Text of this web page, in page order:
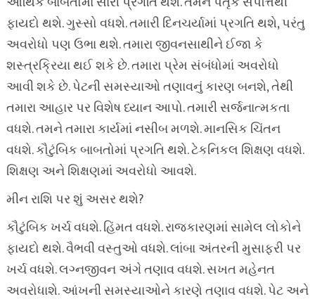
ફાયદો થશે. ગુસ્સો વધશે. તમારી દિનચર્યામાં પ્રગતિ થશે, પરંતુ
અવરોધો પણ ઉભા થશે. તમારા જીવનસાથીને ઈજા કે
શસ્ત્રક્રિયા થઈ શકે છે. તમારા પ્રેમ સંબંધોમાં અવરોધો
આવી શકે છે. પેટની સમસ્યાઓ તણાવનું કારણ બનશે, તેથી
તમારા આહાર પર વિશેષ ધ્યાન આપો. તમારી સર્જનાત્મકતા
વધશે. તમને તમારા કાર્યમાં નસીબ મળશે. માનસિક ચિંતન
વધશે. કૌટુંબિક બાબતોમાં પ્રગતિ થશે. ટેકનિકલ શિક્ષણ વધશે.
શિક્ષણ અને શિક્ષણમાં અવરોધો આવશે.
મીન રાશિ પર શું અસર થશે?
કૌટુંબિક ખર્ચ વધશે. હિંમત વધશે. રાજકારણમાં સામેલ લોકોને
ફાયદો થશે. વૈભવી વસ્તુઓ વધશે. લાંબા અંતરની મુસાફરી પર
ખર્ચ વધશે. લગ્નજીવન અંગે તણાવ વધશે. સખત મહેનત
અવરોધાશે. આંખની સમસ્યાઓને કારણે તણાવ વધશે. પેટ અને